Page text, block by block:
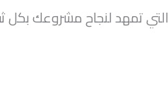
التي تمهد لنجاح مشروعك